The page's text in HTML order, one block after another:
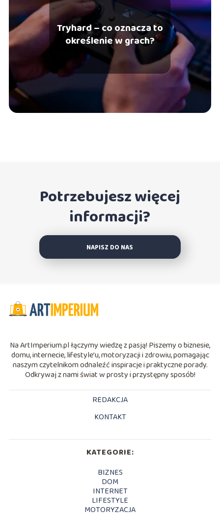
Tryhard – co oznacza to
określenie w grach?
Potrzebujesz więcej
informacji?
NAPISZ DO NAS
Na ArtImperium.pl łączymy wiedzę z pasją! Piszemy o biznesie,
domu, internecie, lifestyle’u, motoryzacji i zdrowiu, pomagając
naszym czytelnikom odnaleźć inspiracje i praktyczne porady.
Odkrywaj z nami świat w prosty i przystępny sposób!
REDAKCJA
KONTAKT
KATEGORIE:
BIZNES
DOM
INTERNET
LIFESTYLE
MOTORYZACJA